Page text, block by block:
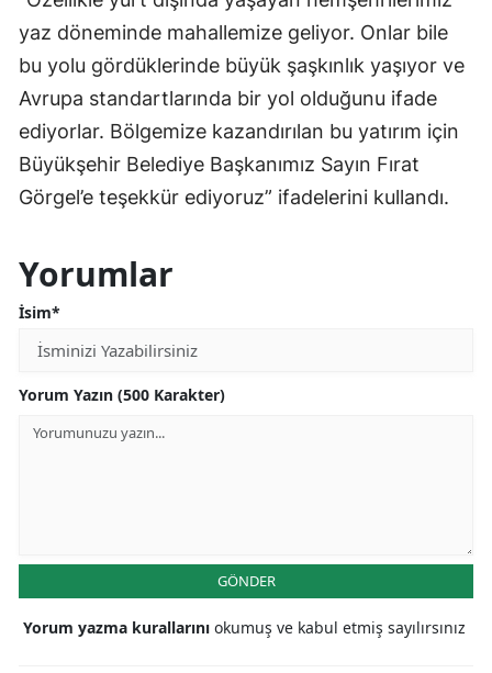
yaz döneminde mahallemize geliyor. Onlar bile
bu yolu gördüklerinde büyük şaşkınlık yaşıyor ve
Avrupa standartlarında bir yol olduğunu ifade
ediyorlar. Bölgemize kazandırılan bu yatırım için
Büyükşehir Belediye Başkanımız Sayın Fırat
Görgel’e teşekkür ediyoruz” ifadelerini kullandı.
Yorumlar
İsim*
Yorum Yazın (500 Karakter)
GÖNDER
Yorum yazma kurallarını okumuş ve kabul etmiş sayılırsınız